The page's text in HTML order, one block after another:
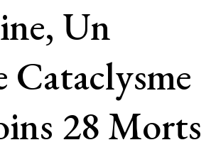
Un
Cataclysme
28 Morts